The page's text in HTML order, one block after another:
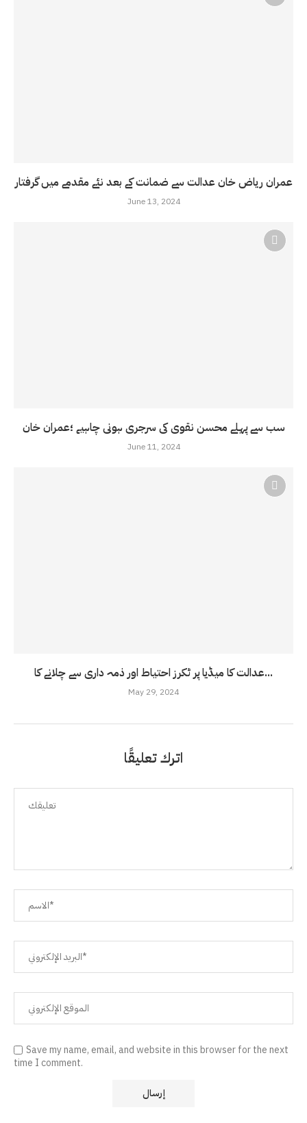
عمران ریاض خان عدالت سے ضمانت کے بعد نئے مقدمے میں گرفتار
June 13, 2024
سب سے پہلے محسن نقوی کی سرجری ہونی چاہیے ؛عمران خان
June 11, 2024
عدالت کا میڈیا پر ٹکرز احتیاط اور ذمہ داری سے چلانے کا...
May 29, 2024
اترك تعليقًا
Save my name, email, and website in this browser for the next
time I comment.